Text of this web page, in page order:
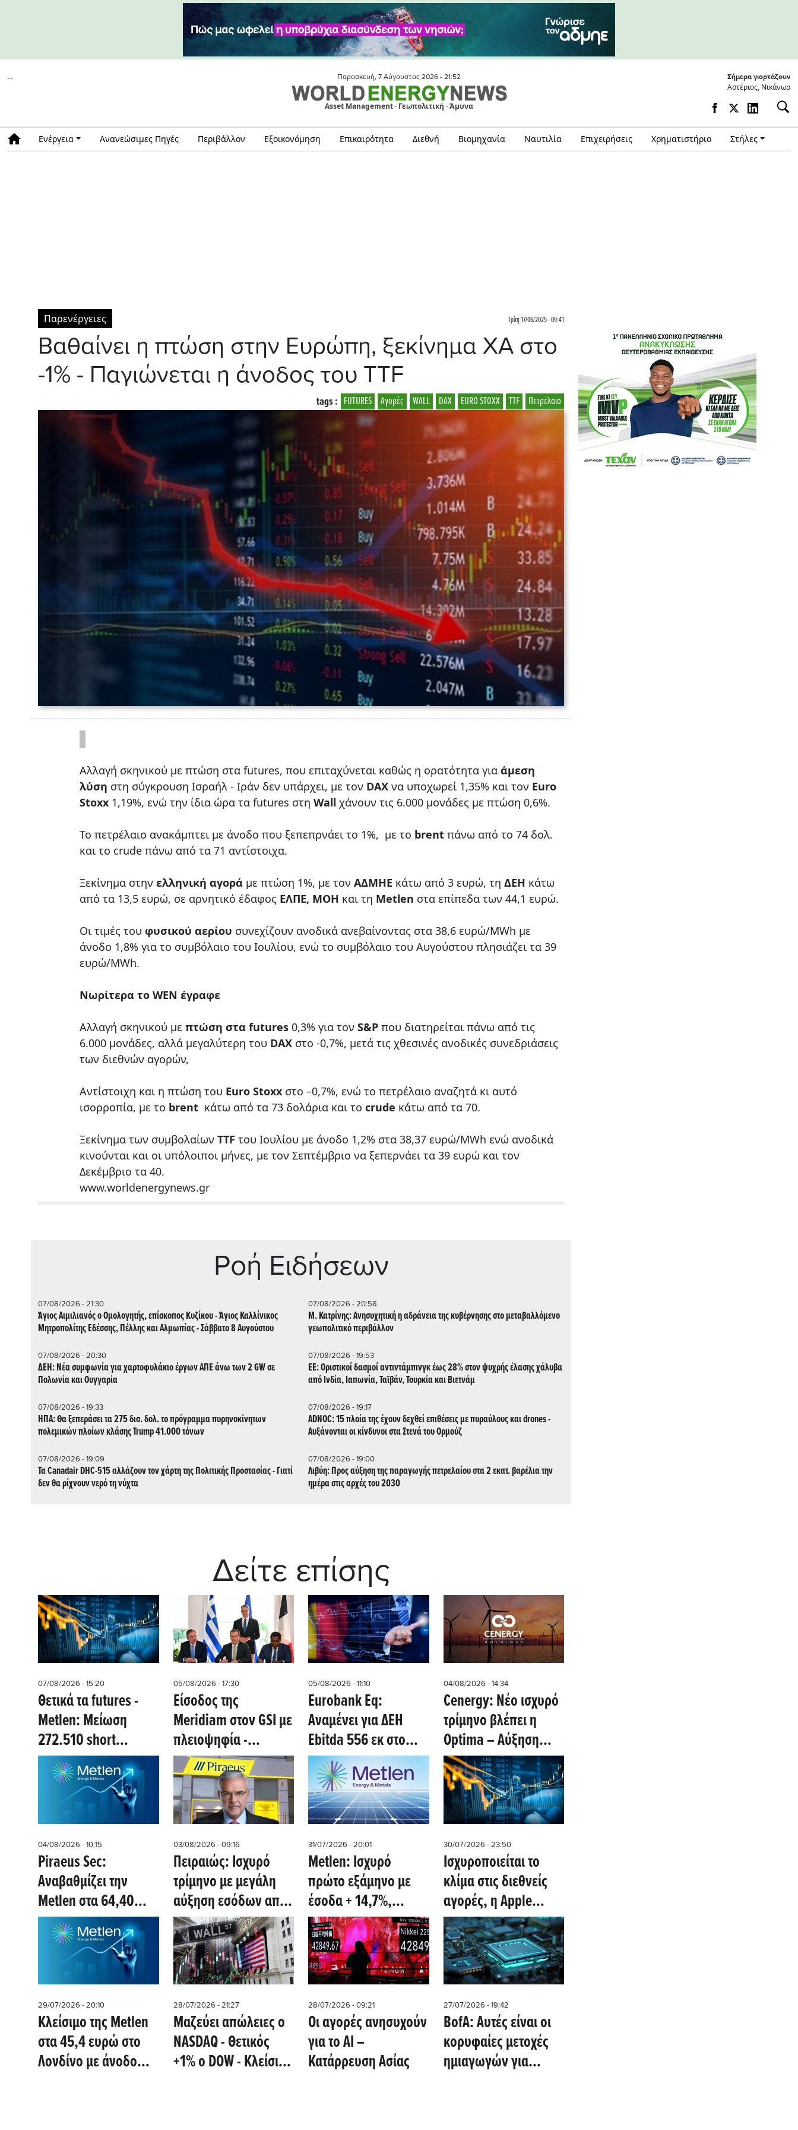
-- Παρασκευή, 7 Αύγουστος 2026 - 21:52
Asset Management · Γεωπολιτική · Άμυνα
Σήμερα γιορτάζουν
Αστέριος, Νικάνωρ
Ενέργεια Ανανεώσιμες Πηγές Περιβάλλον Εξοικονόμηση Επικαιρότητα Διεθνή Βιομηχανία Ναυτιλία Επιχειρήσεις Χρηματιστήριο Στήλες
Παρενέργειες Τρίτη 17/06/2025 - 09:41
Βαθαίνει η πτώση στην Ευρώπη, ξεκίνημα ΧΑ στο
-1% - Παγιώνεται η άνοδος του TTF
Πετρέλαιο
TTF
EURO STOXX
DAX
WALL
Αγορές
FUTURES
tags :
Αλλαγή σκηνικού με πτώση στα futures, που επιταχύνεται καθώς η ορατότητα για άμεση
λύση στη σύγκρουση Ισραήλ - Ιράν δεν υπάρχει, με τον DAX να υποχωρεί 1,35% και τον Euro
Stoxx 1,19%, ενώ την ίδια ώρα τα futures στη Wall χάνουν τις 6.000 μονάδες με πτώση 0,6%.
Το πετρέλαιο ανακάμπτει με άνοδο που ξεπεπρνάει το 1%, με το brent πάνω από το 74 δολ.
και το crude πάνω από τα 71 αντίστοιχα.
Ξεκίνημα στην ελληνική αγορά με πτώση 1%, με τον ΑΔΜΗΕ κάτω από 3 ευρώ, τη ΔΕΗ κάτω
από τα 13,5 ευρώ, σε αρνητικό έδαφος ΕΛΠΕ, ΜΟΗ και τη Metlen στα επίπεδα των 44,1 ευρώ.
Οι τιμές του φυσικού αερίου συνεχίζουν ανοδικά ανεβαίνοντας στα 38,6 ευρώ/MWh με
άνοδο 1,8% για το συμβόλαιο του Ιουλίου, ενώ το συμβόλαιο του Αυγούστου πλησιάζει τα 39
ευρώ/MWh.
Νωρίτερα το WEN έγραφε
Αλλαγή σκηνικού με πτώση στα futures 0,3% για τον S&P που διατηρείται πάνω από τις
6.000 μονάδες, αλλά μεγαλύτερη του DAX στο -0,7%, μετά τις χθεσινές ανοδικές συνεδριάσεις
των διεθνών αγορών,
Αντίστοιχη και η πτώση του Euro Stoxx στο –0,7%, ενώ το πετρέλαιο αναζητά κι αυτό
ισορροπία, με το brent κάτω από τα 73 δολάρια και το crude κάτω από τα 70.
Ξεκίνημα των συμβολαίων TTF του Ιουλίου με άνοδο 1,2% στα 38,37 ευρώ/MWh ενώ ανοδικά
κινούνται και οι υπόλοιποι μήνες, με τον Σεπτέμβριο να ξεπερνάει τα 39 ευρώ και τον
Δεκέμβριο τα 40.
www.worldenergynews.gr
Ρoή Ειδήσεων
07/08/2026 - 21:30
Άγιος Αιμιλιανός ο Ομολογητής, επίσκοπος Κυζίκου - Άγιος Καλλίνικος
Μητροπολίτης Εδέσσης, Πέλλης και Αλμωπίας - Σάββατο 8 Αυγούστου
07/08/2026 - 20:58
Μ. Κατρίνης: Ανησυχητική η αδράνεια της κυβέρνησης στο μεταβαλλόμενο
γεωπολιτικό περιβάλλον
07/08/2026 - 20:30
ΔΕΗ: Νέα συμφωνία για χαρτοφυλάκιο έργων ΑΠΕ άνω των 2 GW σε
Πολωνία και Ουγγαρία
07/08/2026 - 19:53
ΕΕ: Οριστικοί δασμοί αντιντάμπινγκ έως 28% στον ψυχρής έλασης χάλυβα
από Ινδία, Ιαπωνία, Ταϊβάν, Τουρκία και Βιετνάμ
07/08/2026 - 19:33
ΗΠΑ: Θα ξεπεράσει τα 275 δισ. δολ. το πρόγραμμα πυρηνοκίνητων
πολεμικών πλοίων κλάσης Trump 41.000 τόνων
07/08/2026 - 19:17
ADNOC: 15 πλοία της έχουν δεχθεί επιθέσεις με πυραύλους και drones -
Aυξάνονται οι κίνδυνοι στα Στενά του Ορμούζ
07/08/2026 - 19:09
Τα Canadair DHC-515 αλλάζουν τον χάρτη της Πολιτικής Προστασίας - Γιατί
δεν θα ρίχνουν νερό τη νύχτα
07/08/2026 - 19:00
Λιβύη: Προς αύξηση της παραγωγής πετρελαίου στα 2 εκατ. βαρέλια την
ημέρα στις αρχές του 2030
Δείτε επίσης
07/08/2026 - 15:20
Θετικά τα futures -
Metlen: Μείωση
272.510 short
θέσεων χθες 6/8 -
Νέα μείωση σήμερα
05/08/2026 - 17:30
Eίσοδος της
Meridiam στον GSI με
πλειοψηφία -
Πρωθυπουργός: Ο
ΑΔΜΗΕ παραμένει
στρατηγικός μέτοχος
- Φέραμε τον
μεγαλύτερο
Ευρωπαίο επενδυτή
υποδομών στην
Ελλάδα
05/08/2026 - 11:10
Eurobank Eq:
Αναμένει για ΔΕΗ
Εbitda 556 εκ στο
β΄τρίμηνο, για ΕΛΠΕ
καθαρά κέρδη 321
εκατ - Ισχυρά
αποτελέσματα η
Cenergy
04/08/2026 - 14:34
Cenergy: Νέο ισχυρό
τρίμηνο βλέπει η
Optima – Αύξηση
κερδών 41% στο
εξάμηνο
04/08/2026 - 10:15
Piraeus Sec:
Αναβαθμίζει την
Metlen στα 64,40
ευρώ τιμή - στόχο,
χάρις το γάλλιο - Οι
εκτιμήσεις μεγεθών
μέχρι το 2028
03/08/2026 - 09:16
Πειραιώς: Ισχυρό
τρίμηνο με μεγάλη
αύξηση εσόδων από
τόκους και
προμήθειες- Oι
πρώτες εκτιμήσεις 8
ξένων οίκων
31/07/2026 - 20:01
Metlen: Iσχυρό
πρώτο εξάμηνο με
έσοδα + 14,7%,
EBITDA 501 εκατ και
καθαρά κέρδη 278
εκατ προβλέπει η
Optima
30/07/2026 - 23:50
Iσχυροποιείται το
κλίμα στις διεθνείς
αγορές, η Apple
ξεπέρασε τις
εκτιμήσεις - Kλείσιμο
Metlen στα 45,22 στο
Λονδίνο
29/07/2026 - 20:10
Kλείσιμο της Metlen
στα 45,4 ευρώ στο
Λονδίνο με άνοδο
28/07/2026 - 21:27
Μαζεύει απώλειες ο
NASDAQ - Θετικός
+1% ο DOW - Kλείσιμο
28/07/2026 - 09:21
Οι αγορές ανησυχούν
για το AI –
Κατάρρευση Ασίας
27/07/2026 - 19:42
BofA: Αυτές είναι οι
κορυφαίες μετοχές
ημιαγωγών για